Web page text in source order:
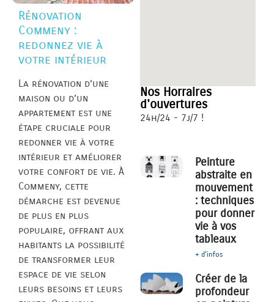
Rénovation
Commeny :
redonnez vie à
votre intérieur
La rénovation d’une
maison ou d’un
appartement est une
étape cruciale pour
redonner vie à votre
intérieur et améliorer
votre confort de vie. À
Commeny, cette
démarche est devenue
de plus en plus
populaire, offrant aux
habitants la possibilité
de transformer leur
espace de vie selon
leurs besoins et leurs
Nos Horraires
d'ouvertures
24h/24 - 7j/7 !
Peinture
abstraite en
mouvement
: techniques
pour donner
vie à vos
tableaux
+ d'infos
Créer de la
profondeur